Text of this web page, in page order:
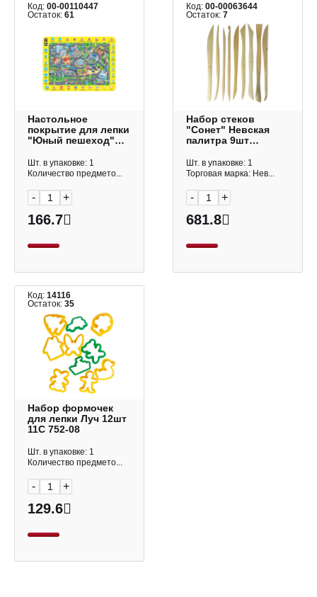
Код: 00-00110447
Остаток: 61
Настольное
покрытие для лепки
"Юный пешеход"
4660136220336
Шт. в упаковке: 1
Количество предмето...
- +
166.7
Код:00-00063644
Остаток:7
Набор стеков
"Сонет" Невская
палитра 9шт
Шт. в упаковке: 1
Торговая марка: Нев...
- +
681.8
Код: 14116
Остаток: 35
Набор формочек
для лепки Луч 12шт
11С 752-08
Шт. в упаковке: 1
Количество предмето...
- +
129.6